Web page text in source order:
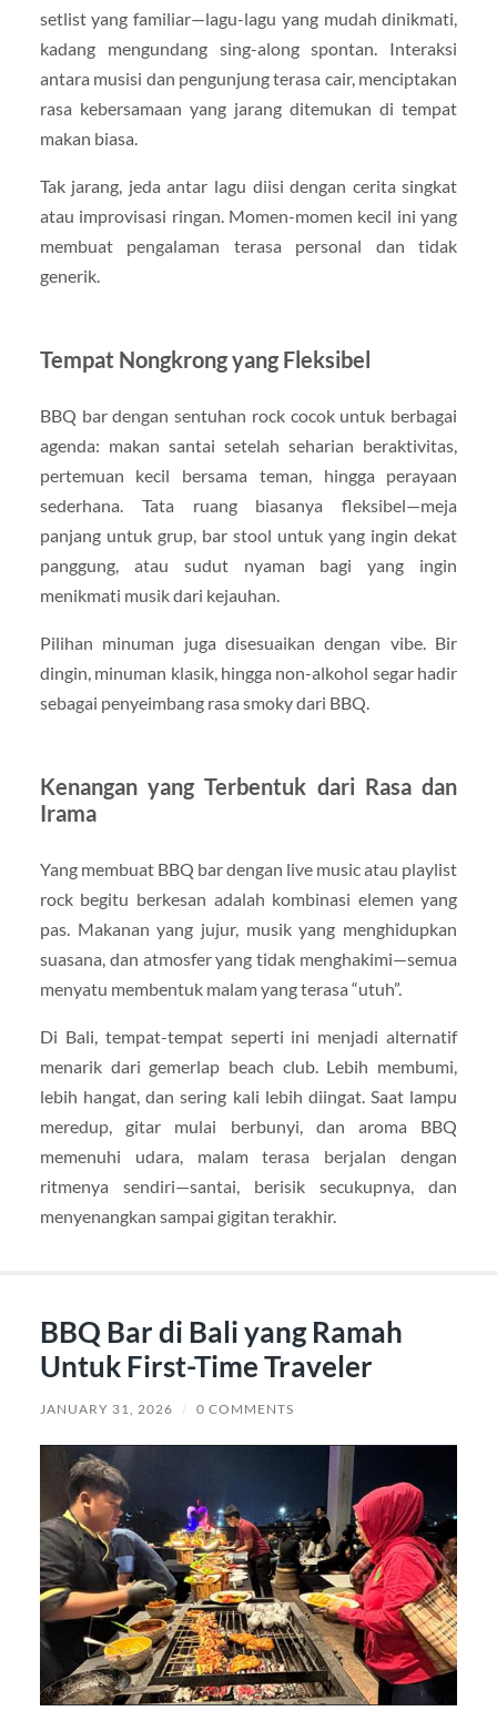
setlist yang familiar—lagu-lagu yang mudah dinikmati,
kadang mengundang sing-along spontan. Interaksi
antara musisi dan pengunjung terasa cair, menciptakan
rasa kebersamaan yang jarang ditemukan di tempat
makan biasa.
Tak jarang, jeda antar lagu diisi dengan cerita singkat
atau improvisasi ringan. Momen-momen kecil ini yang
membuat pengalaman terasa personal dan tidak
generik.
Tempat Nongkrong yang Fleksibel
BBQ bar dengan sentuhan rock cocok untuk berbagai
agenda: makan santai setelah seharian beraktivitas,
pertemuan kecil bersama teman, hingga perayaan
sederhana. Tata ruang biasanya fleksibel—meja
panjang untuk grup, bar stool untuk yang ingin dekat
panggung, atau sudut nyaman bagi yang ingin
menikmati musik dari kejauhan.
Pilihan minuman juga disesuaikan dengan vibe. Bir
dingin, minuman klasik, hingga non-alkohol segar hadir
sebagai penyeimbang rasa smoky dari BBQ.
Kenangan yang Terbentuk dari Rasa dan
Irama
Yang membuat BBQ bar dengan live music atau playlist
rock begitu berkesan adalah kombinasi elemen yang
pas. Makanan yang jujur, musik yang menghidupkan
suasana, dan atmosfer yang tidak menghakimi—semua
menyatu membentuk malam yang terasa “utuh”.
Di Bali, tempat-tempat seperti ini menjadi alternatif
menarik dari gemerlap beach club. Lebih membumi,
lebih hangat, dan sering kali lebih diingat. Saat lampu
meredup, gitar mulai berbunyi, dan aroma BBQ
memenuhi udara, malam terasa berjalan dengan
ritmenya sendiri—santai, berisik secukupnya, dan
menyenangkan sampai gigitan terakhir.
BBQ Bar di Bali yang Ramah
Untuk First-Time Traveler
JANUARY 31, 2026 / 0 COMMENTS